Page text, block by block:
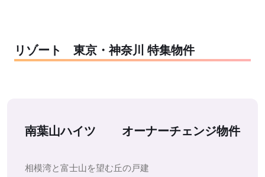
リゾート 東京・神奈川 特集物件
南葉山ハイツ オーナーチェンジ物件
相模湾と富士山を望む丘の戸建